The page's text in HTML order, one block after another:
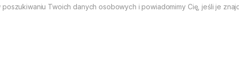
Twoich danych osobowych i powiadomimy Cię, jeśli je